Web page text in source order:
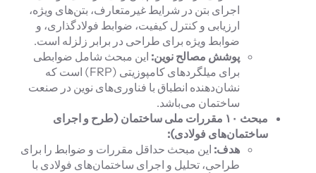
اجرای بتن در شرایط غیرمتعارف، بتن‌های ویژه،
ارزیابی و کنترل کیفیت، ضوابط فولادگذاری، و
ضوابط ویژه برای طراحی در برابر زلزله است.
پوشش مصالح نوین: این مبحث شامل ضوابطی
برای میلگردهای کامپوزیتی (FRP) است که
نشان‌دهنده انطباق با فناوری‌های نوین در صنعت
ساختمان می‌باشد.
مبحث ۱۰ مقررات ملی ساختمان (طرح و اجرای
ساختمان‌های فولادی):
هدف: این مبحث حداقل مقررات و ضوابط را برای
طراحی، تحلیل و اجرای ساختمان‌های فولادی با